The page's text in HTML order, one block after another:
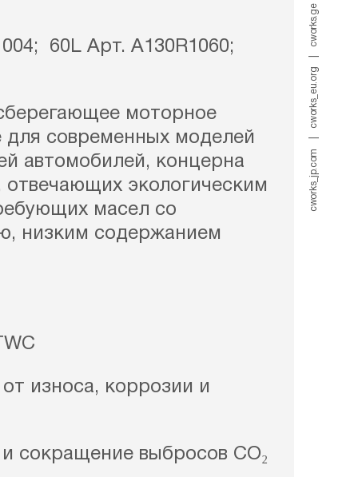
cworks_jp.com
cworks_eu.org
cworks.ge
60L Арт. A130R1060;
моторное
для современных моделей
автомобилей, концерна
отвечающих экологическим
масел со
низким содержанием
износа, коррозии и
сокращение выбросов СО₂